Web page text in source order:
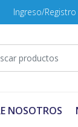
Ingreso/Registro
NOSOTROS